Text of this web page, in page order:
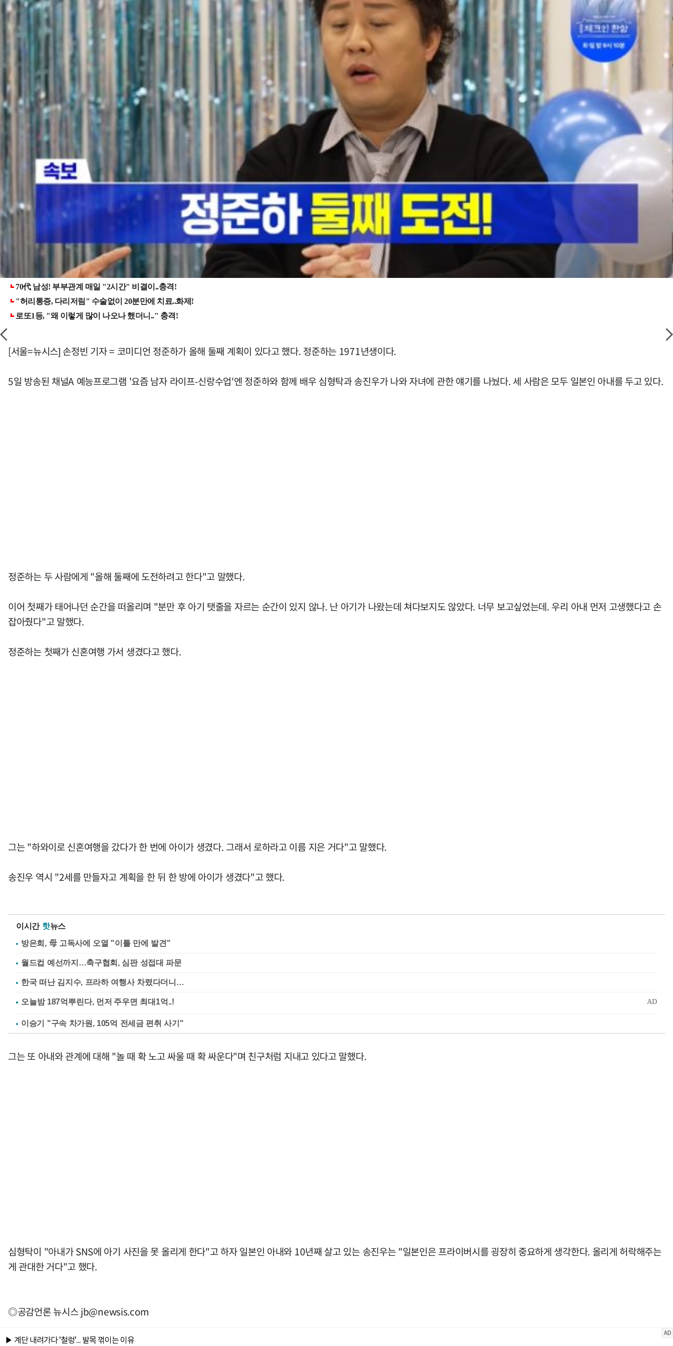
[서울=뉴시스] 손정빈 기자 = 코미디언 정준하가 올해 둘째 계획이 있다고 했다. 정준하는 1971년생이다.
5일 방송된 채널A 예능프로그램 '요즘 남자 라이프-신랑수업'엔 정준하와 함께 배우 심형탁과 송진우가 나와 자녀에 관한 얘기를 나눴다. 세 사람은 모두 일본인 아내를 두고 있다.
정준하는 두 사람에게 "올해 둘째에 도전하려고 한다"고 말했다.
이어 첫째가 태어나던 순간을 떠올리며 "분만 후 아기 탯줄을 자르는 순간이 있지 않나. 난 아기가 나왔는데 쳐다보지도 않았다. 너무 보고싶었는데. 우리 아내 먼저 고생했다고 손
잡아줬다"고 말했다.
정준하는 첫째가 신혼여행 가서 생겼다고 했다.
그는 "하와이로 신혼여행을 갔다가 한 번에 아이가 생겼다. 그래서 로하라고 이름 지은 거다"고 말했다.
송진우 역시 "2세를 만들자고 계획을 한 뒤 한 방에 아이가 생겼다"고 했다.
이시간 핫뉴스
방은희, 母 고독사에 오열 "이틀 만에 발견"
월드컵 예선까지…축구협회, 심판 성접대 파문
한국 떠난 김지수, 프라하 여행사 차렸다더니…
이승기 "구속 차가원, 105억 전세금 편취 사기"
그는 또 아내와 관계에 대해 "놀 때 확 노고 싸울 때 확 싸운다"며 친구처럼 지내고 있다고 말했다.
심형탁이 "아내가 SNS에 아기 사진을 못 올리게 한다"고 하자 일본인 아내와 10년째 살고 있는 송진우는 "일본인은 프라이버시를 굉장히 중요하게 생각한다. 올리게 허락해주는
게 관대한 거다"고 했다.
◎공감언론 뉴시스jb@newsis.com